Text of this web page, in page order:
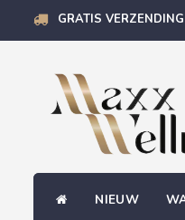
GRATIS
NIEUW